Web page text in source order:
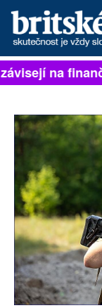
PŘIHLÁSIT
ARCHIV
ROZHOVORY
TÉMATA
NEJČTENĚJŠÍ ZA
AUTOŘI
PŘÍSPĚVKY NA
na